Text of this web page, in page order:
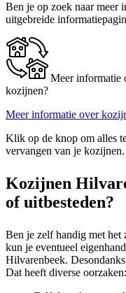
Ben je op zoek naar meer
uitgebreide
Meer informatie
kozijnen?
Meer informatie over
Klik op de knop om alles
vervangen van je kozijnen.
Kozijnen
of uitbesteden?
Ben je zelf handig met het
kun je eventueel
Hilvarenbeek.
Dat heeft diverse oorzaken: